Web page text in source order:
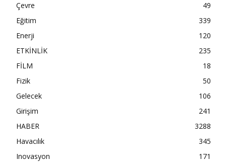
Çevre
49
Eğitim
339
Enerji
120
ETKİNLİK
235
FİLM
18
Fizik
50
Gelecek
106
Girişim
241
HABER
3288
Havacılık
345
Inovasyon
171